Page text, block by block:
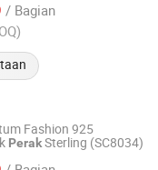
/ Bagian
mulai 2017
Fashion 925
PerakSterling (SC8034)